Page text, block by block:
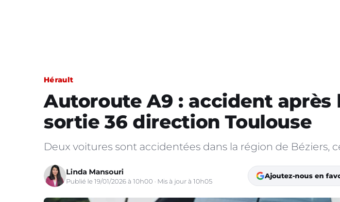
Hérault
Autoroute A9 : accident après
sortie 36 direction Toulouse
Deux voitures sont accidentées dans la région de Béziers,
Linda Mansouri
Publié le 19/01/2026 à 10h00 · Mis à jour à 10h05
Ajoutez-nous en